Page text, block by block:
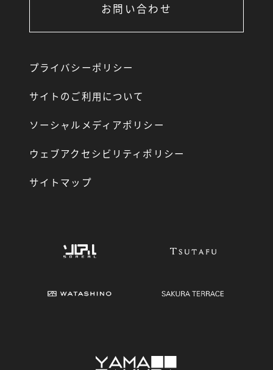
お問い合わせ
プライバシーポリシー
サイトのご利用について
ソーシャルメディアポリシー
ウェブアクセシビリティポリシー
サイトマップ